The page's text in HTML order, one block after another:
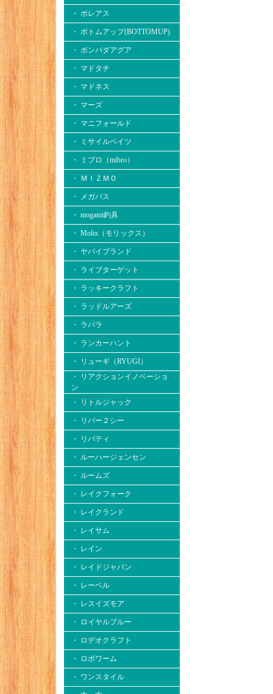
・ ボレアス
・ ボトムアップ(BOTTOMUP)
・ ボンバダアグア
・ マドタチ
・ マドネス
・ マーズ
・ マニフォールド
・ ミサイルベイツ
・ ミブロ（mibro）
・ ＭＩＺＭＯ
・ メガバス
・ mogami釣具
・ Molix（モリックス）
・ ヤバイブランド
・ ライブターゲット
・ ラッキークラフト
・ ラッドルアーズ
・ ラパラ
・ ランカーハント
・ リューギ（RYUGI）
・ リアクションイノベーショ
ン
・ リトルジャック
・ リバー２シー
・ リバティ
・ ルーハージェンセン
・ ルームズ
・ レイクフォーク
・ レイクランド
・ レイサム
・ レイン
・ レイドジャパン
・ レーベル
・ レスイズモア
・ ロイヤルブルー
・ ロデオクラフト
・ ロボワーム
・ ワンスタイル